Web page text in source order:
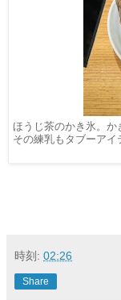
ほうじ茶のかき氷。か
その練乳もタブーア
時刻: 02:26
Share